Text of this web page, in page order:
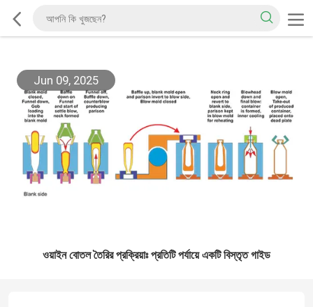
Jun 09, 2025
ওয়াইন বোতল তৈরির প্রক্রিয়াঃ প্রতিটি পর্যায়ে একটি বিস্তৃত গাইড